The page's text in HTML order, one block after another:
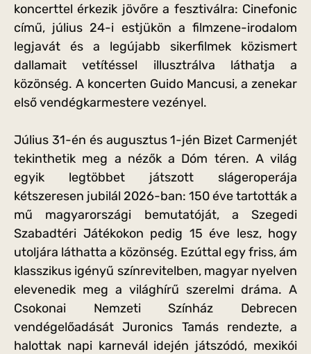
koncerttel érkezik jövőre a fesztiválra: Cinefonic
című, július 24-i estjükön a filmzene-irodalom
legjavát és a legújabb sikerfilmek közismert
dallamait vetítéssel illusztrálva láthatja a
közönség. A koncerten Guido Mancusi, a zenekar
első vendégkarmestere vezényel.
Július 31-én és augusztus 1-jén Bizet Carmenjét
tekinthetik meg a nézők a Dóm téren. A világ
egyik legtöbbet játszott slágeroperája
kétszeresen jubilál 2026-ban: 150 éve tartották a
mű magyarországi bemutatóját, a Szegedi
Szabadtéri Játékokon pedig 15 éve lesz, hogy
utoljára láthatta a közönség. Ezúttal egy friss, ám
klasszikus igényű színrevitelben, magyar nyelven
elevenedik meg a világhírű szerelmi dráma. A
Csokonai Nemzeti Színház Debrecen
vendégelőadását Juronics Tamás rendezte, a
halottak napi karnevál idején játszódó, mexikói